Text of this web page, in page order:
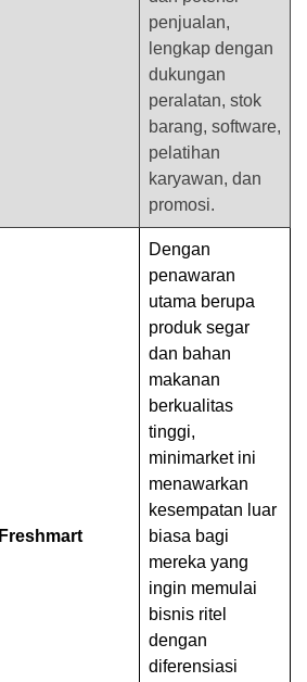
penjualan,
lengkap dengan
dukungan
peralatan, stok
barang, software,
pelatihan
karyawan, dan
promosi.
Freshmart
Dengan
penawaran
utama berupa
produk segar
dan bahan
makanan
berkualitas
tinggi,
minimarket ini
menawarkan
kesempatan luar
biasa bagi
mereka yang
ingin memulai
bisnis ritel
dengan
diferensiasi